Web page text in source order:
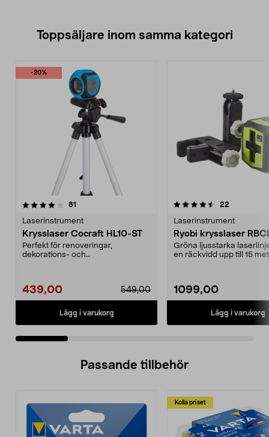
Toppsäljare inom samma kategori
-20%
81
Laserinstrument
Krysslaser Cocraft HL10-ST
Perfekt för renoveringar,
dekorations- och
439,00 549,00
Lägg i varukorg
4.5 av 5 stjärnor 22
Laserinstrument
Ryobi krysslaser
Gröna ljusstarka
en räckvidd upp till 15
1099,00
Lägg i varukorg
4.5 av 5 stjärnor
Passande tillbehör
Kolla priset